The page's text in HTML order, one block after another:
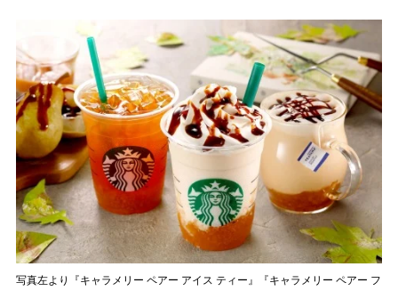
写真左より『キャラメリー ペアー アイス ティー』『キャラメリー ペアー フ